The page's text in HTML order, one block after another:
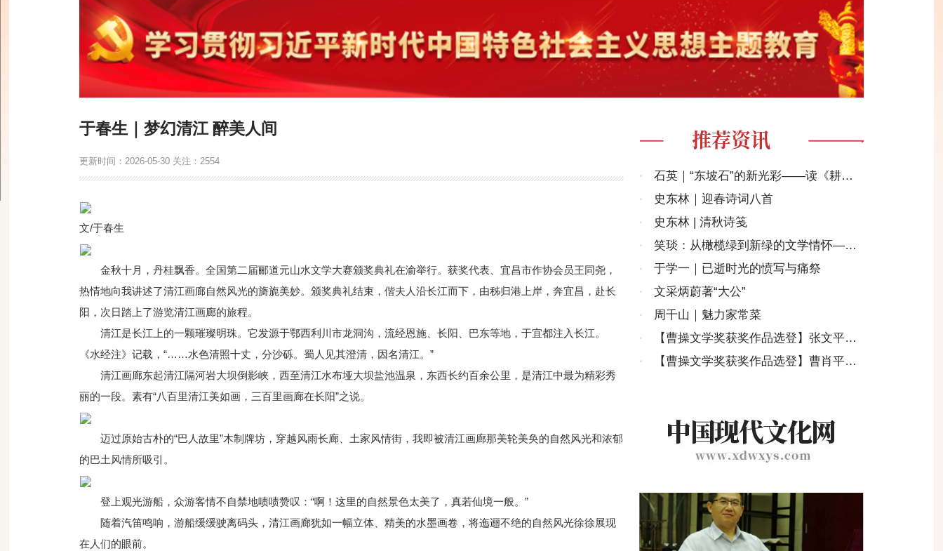
推荐资讯
·
石英｜“东坡石”的新光彩——读《耕雨
堂脞谈》
·
史东林｜迎春诗词八首
·
史东林 | 清秋诗笺
·
笑琰：从橄榄绿到新绿的文学情怀——
序刘玉海诗集《生命的原色》
·
于学一｜已逝时光的愤写与痛祭
·
文采炳蔚著“大公”
·
周千山｜魅力家常菜
·
【曹操文学奖获奖作品选登】张文平｜
被除名的烛光
·
【曹操文学奖获奖作品选登】曹肖平｜
于春生｜梦幻清江 醉美人间
更新时间：2026-05-30 关注：2554
文/于春生
金秋十月，丹桂飘香。全国第二届郦道元山水文学大赛颁奖典礼在渝举行。获奖代表、宜昌市作协会员王同尧，
热情地向我讲述了清江画廊自然风光的旖旎美妙。颁奖典礼结束，偕夫人沿长江而下，由秭归港上岸，奔宜昌，赴长
阳，次日踏上了游览清江画廊的旅程。
清江是长江上的一颗璀璨明珠。它发源于鄂西利川市龙洞沟，流经恩施、长阳、巴东等地，于宜都注入长江。
《水经注》记载，“……水色清照十丈，分沙砾。蜀人见其澄清，因名清江。”
清江画廊东起清江隔河岩大坝倒影峡，西至清江水布垭大坝盐池温泉，东西长约百余公里，是清江中最为精彩秀
丽的一段。素有“八百里清江美如画，三百里画廊在长阳”之说。
迈过原始古朴的“巴人故里”木制牌坊，穿越风雨长廊、土家风情街，我即被清江画廊那美轮美奂的自然风光和浓郁
的巴土风情所吸引。
登上观光游船，众游客情不自禁地啧啧赞叹：“啊！这里的自然景色太美了，真若仙境一般。”
随着汽笛鸣响，游船缓缓驶离码头，清江画廊犹如一幅立体、精美的水墨画卷，将迤逦不绝的自然风光徐徐展现
在人们的眼前。